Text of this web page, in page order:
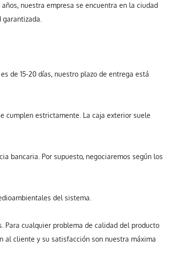
nuestra empresa se encuentra en la ciudad
de 15-20 días, nuestro plazo de entrega está
cumplen estrictamente. La caja exterior suele
bancaria. Por supuesto, negociaremos según los
del sistema.
Para cualquier problema de calidad del producto
al cliente y su satisfacción son nuestra máxima